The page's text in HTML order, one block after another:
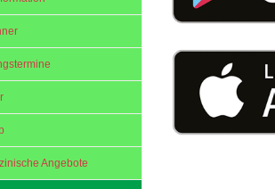
U0-Vorsorge
Angebote